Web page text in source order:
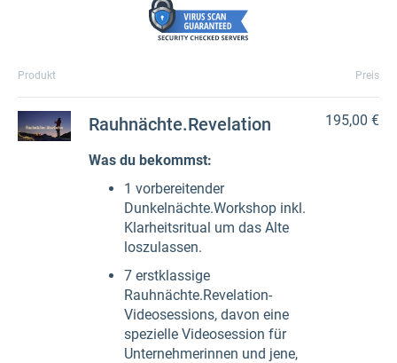
Produkt Preis
Rauhnächte.Revelation
Was du bekommst:
1 vorbereitender
Dunkelnächte.Workshop inkl.
Klarheitsritual um das Alte
loszulassen.
7 erstklassige
Rauhnächte.Revelation-
Videosessions, davon eine
spezielle Videosession für
Unternehmerinnen und jene,
195,00 €